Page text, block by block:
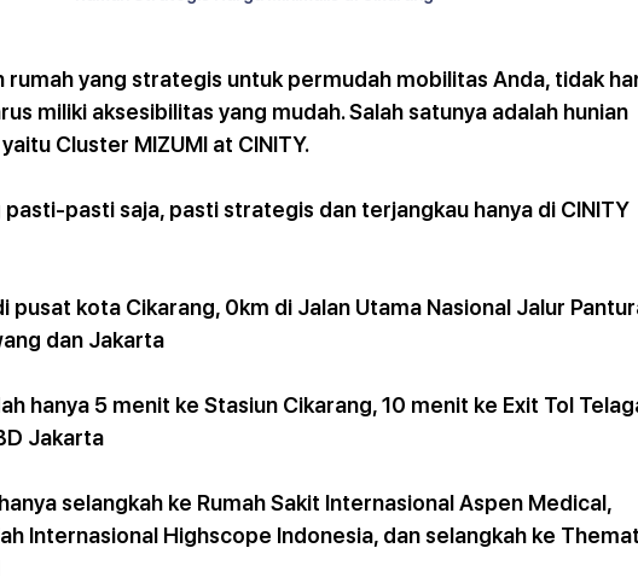
rumah yang strategis untuk permudah mobilitas Anda, tidak
miliki aksesibilitas yang mudah. Salah satunya adalah hunian
Cluster MIZUMI at CINITY.
pasti-pasti saja, pasti strategis dan terjangkau hanya di CINITY
pusat kota Cikarang, 0km di Jalan Utama Nasional Jalur
dan Jakarta
hanya 5 menit ke Stasiun Cikarang, 10 menit ke Exit Tol
Jakarta
selangkah ke Rumah Sakit Internasional Aspen Medical,
Internasional Highscope Indonesia, dan selangkah ke